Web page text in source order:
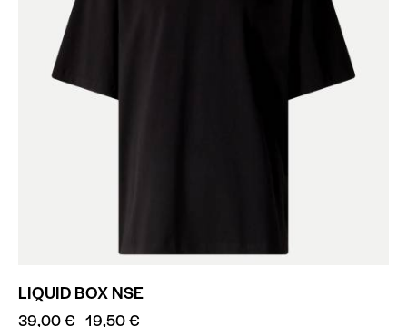
LIQUID BOX NSE
39,00€ 19,50€